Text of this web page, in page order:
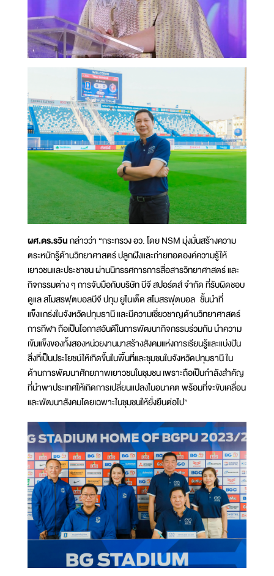
ผศ.ดร.รวินกล่าวว่า “กระทรวง อว. โดย NSM มุ่งมั่นสร้างความ
ตระหนักรู้ด้านวิทยาศาสตร์ ปลูกฝังและถ่ายทอดองค์ความรู้ให้
เยาวชนและประชาชน ผ่านนิทรรศการการสื่อสารวิทยาศาสตร์ และ
กิจกรรมต่าง ๆ การจับมือกับบริษัท บีจี สปอร์ตส์ จำกัด ที่รับผิดชอบ
ดูแล สโมสรฟุตบอลบีจี ปทุม ยูไนเต็ด สโมสรฟุตบอล ชั้นนำที่
แข็งแกร่งในจังหวัดปทุมธานี และมีความเชี่ยวชาญด้านวิทยาศาสตร์
การกีฬา ถือเป็นโอกาสอันดีในการพัฒนากิจกรรมร่วมกัน นำความ
เข้มแข็งของทั้งสองหน่วยงานมาสร้างสังคมแห่งการเรียนรู้และแบ่งปัน
สิ่งที่เป็นประโยชน์ให้เกิดขึ้นในพื้นที่และชุมชนในจังหวัดปทุมธานี ใน
ด้านการพัฒนาศักยภาพเยาวชนในชุมชน เพราะถือเป็นกำลังสำคัญ
ที่นำพาประเทศให้เกิดการเปลี่ยนแปลงในอนาคต พร้อมที่จะขับเคลื่อน
และพัฒนาสังคมโดยเฉพาะในชุมชนให้ยั่งยืนต่อไป”